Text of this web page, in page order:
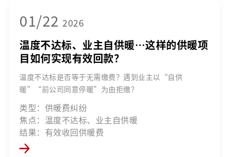
01/22 2026
温度不达标、业主自供暖…这样的供暖项
目如何实现有效回款？
温度不达标是否等于无需缴费？遇到业主以“自供
暖”“前公司同意停暖”为由拒缴？
类型：供暖费纠纷
焦点：温度不达标、业主自供暖
结果：有效收回供暖费